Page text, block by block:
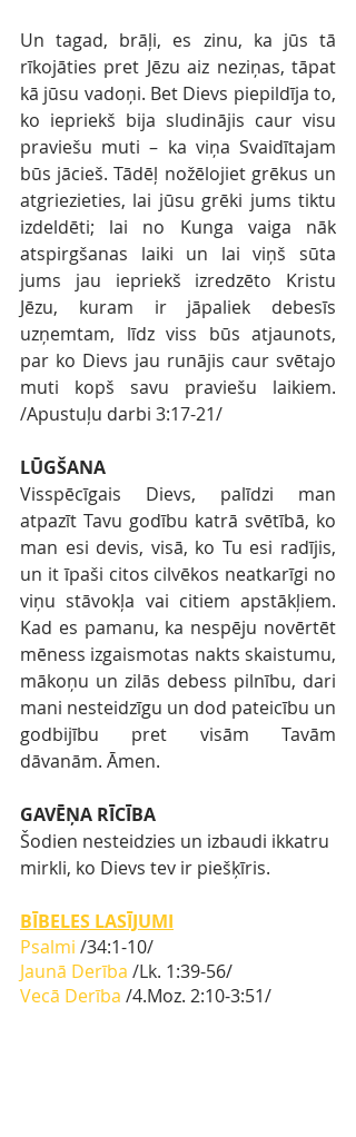
Un tagad, brāļi, es zinu, ka jūs tā
rīkojāties pret Jēzu aiz neziņas, tāpat
kā jūsu vadoņi. Bet Dievs piepildīja to,
ko iepriekš bija sludinājis caur visu
praviešu muti – ka viņa Svaidītajam
būs jācieš. Tādēļ nožēlojiet grēkus un
atgriezieties, lai jūsu grēki jums tiktu
izdeldēti; lai no Kunga vaiga nāk
atspirgšanas laiki un lai viņš sūta
jums jau iepriekš izredzēto Kristu
Jēzu, kuram ir jāpaliek debesīs
uzņemtam, līdz viss būs atjaunots,
par ko Dievs jau runājis caur svētajo
muti kopš savu praviešu laikiem.
/Apustuļu darbi 3:17-21/
LŪGŠANA
Visspēcīgais Dievs, palīdzi man
atpazīt Tavu godību katrā svētībā, ko
man esi devis, visā, ko Tu esi radījis,
un it īpaši citos cilvēkos neatkarīgi no
viņu stāvokļa vai citiem apstākļiem.
Kad es pamanu, ka nespēju novērtēt
mēness izgaismotas nakts skaistumu,
mākoņu un zilās debess pilnību, dari
mani nesteidzīgu un dod pateicību un
godbijību pret visām Tavām
dāvanām. Āmen.
GAVĒŅA RĪCĪBA
Šodien nesteidzies un izbaudi ikkatru
mirkli, ko Dievs tev ir piešķīris.
BĪBELES LASĪJUMI
Psalmi /34:1-10/
Jaunā Derība /Lk. 1:39-56/
Vecā Derība /4.Moz. 2:10-3:51/